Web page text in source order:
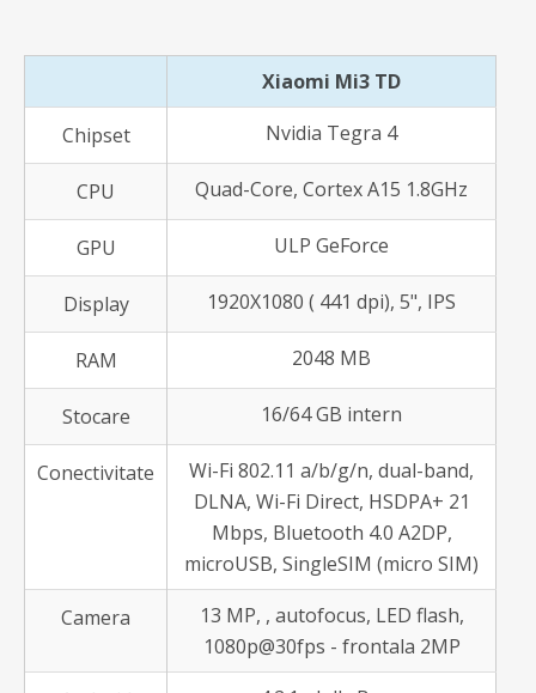
Xiaomi Mi3 TD
Chipset Nvidia Tegra 4
CPU Quad-Core, Cortex A15 1.8GHz
GPU ULP GeForce
Display 1920X1080 ( 441 dpi), 5", IPS
RAM 2048 MB
Stocare 16/64 GB intern
Conectivitate
Wi-Fi 802.11 a/b/g/n, dual-band,
DLNA, Wi-Fi Direct, HSDPA+ 21
Mbps, Bluetooth 4.0 A2DP,
microUSB, SingleSIM (micro SIM)
Camera
13 MP, , autofocus, LED flash,
1080p@30fps - frontala 2MP